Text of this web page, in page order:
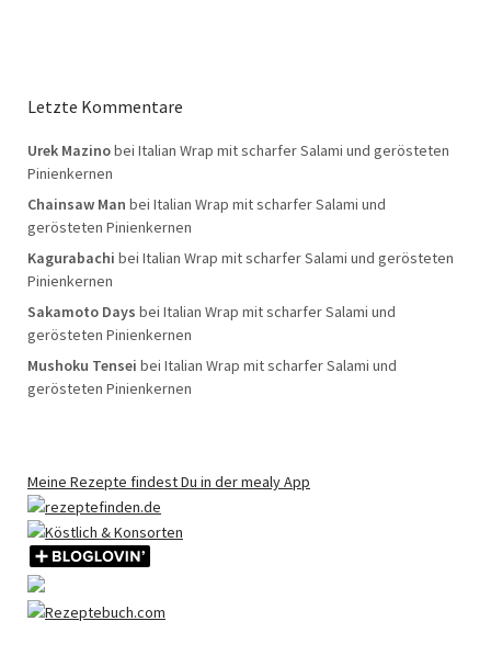
Letzte Kommentare
Urek Mazinobei Italian Wrap mit scharfer Salami und gerösteten
Pinienkernen
Chainsaw Man bei Italian Wrap mit scharfer Salami und
gerösteten Pinienkernen
Kagurabachi bei Italian Wrap mit scharfer Salami und gerösteten
Pinienkernen
Sakamoto Days bei Italian Wrap mit scharfer Salami und
gerösteten Pinienkernen
Mushoku Tensei bei Italian Wrap mit scharfer Salami und
gerösteten Pinienkernen
Meine Rezepte findest Du in der mealy App